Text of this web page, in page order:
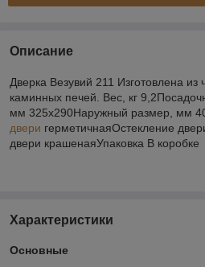
Описание
Дверка Везувий 211 Изготовлена из
каминных печей. Вес, кг
мм 325х290Наружный размер, мм
двери герметичнаяОстекление
двери крашенаяУпаковка В коробке
Характеристики
Основные